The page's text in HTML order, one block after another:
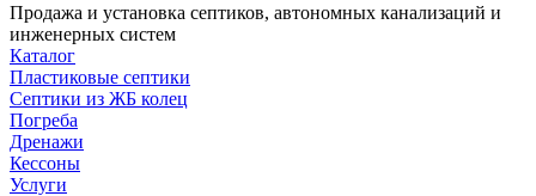
Продажа и установка септиков, автономных канализаций и
инженерных систем
Каталог
Пластиковые септики
Септики из ЖБ колец
Погреба
Дренажи
Кессоны
Услуги